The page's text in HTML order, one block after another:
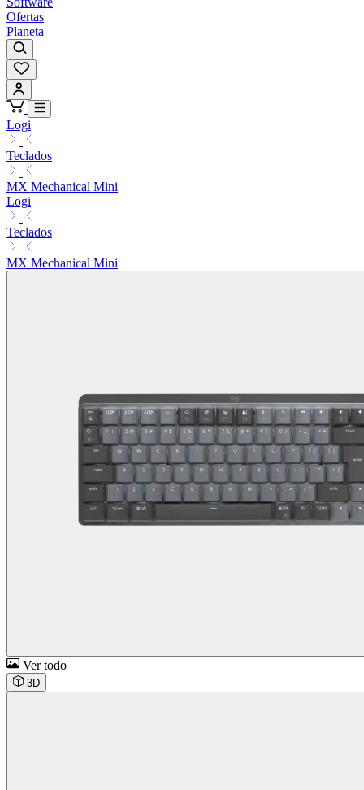
Ofertas
Planeta
Logi
Teclados
MX Mechanical Mini
Logi
Teclados
MX Mechanical Mini
Ver todo
3D